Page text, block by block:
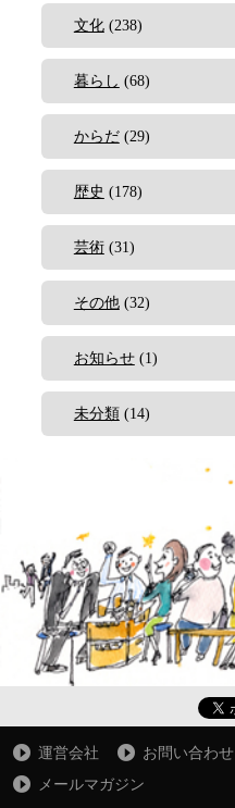
文化(238)
暮らし (68)
からだ(29)
歴史 (178)
芸術(31)
その他(32)
お知らせ(1)
未分類(14)
運営会社
お問い合わせ
メールマガジン